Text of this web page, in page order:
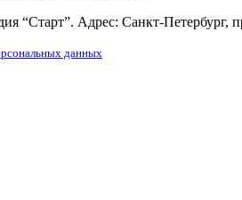
“Старт”. Адрес: Санкт-Петербург,
данных